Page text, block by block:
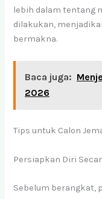
lebih dalam tentang
dilakukan,
bermakna.
Baca juga:
2026
Tips untuk Calon
Persiapkan Diri
Sebelum berangkat,